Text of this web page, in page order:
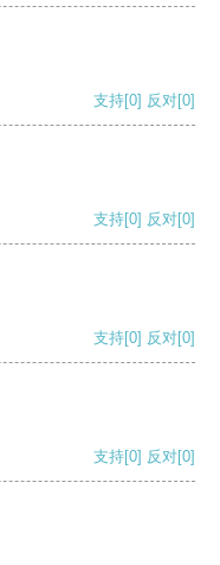
支持[0] 反对[0]
支持[0] 反对[0]
支持[0] 反对[0]
支持[0] 反对[0]